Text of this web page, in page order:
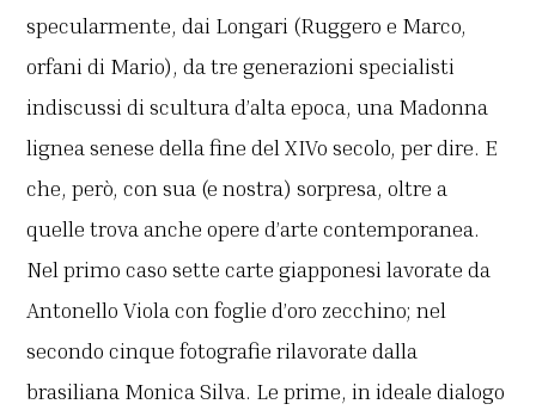
specularmente, dai Longari (Ruggero e Marco,
orfani di Mario), da tre generazioni specialisti
indiscussi di scultura d’alta epoca, una Madonna
lignea senese della fine del XIVo secolo, per dire. E
che, però, con sua (e nostra) sorpresa, oltre a
quelle trova anche opere d’arte contemporanea.
Nel primo caso sette carte giapponesi lavorate da
Antonello Viola con foglie d’oro zecchino; nel
secondo cinque fotografie rilavorate dalla
brasiliana Monica Silva. Le prime, in ideale dialogo